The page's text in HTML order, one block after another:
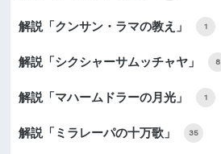
解説「クンサン・ラマの教え」 1
解説「シクシャーサムッチャヤ」 8
解説「マハームドラーの月光」 1
解説「ミラレーパの十万歌」 35